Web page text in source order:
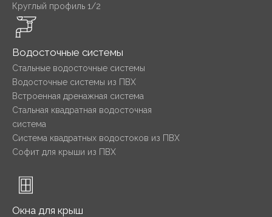
Круглый профиль 1/2
Водосточные системы
Стальные водосточные системы
Водосточные системы из ПВХ
Встроенная дренажная система
Стальная квадратная водосточная
система
Система квадратных водостоков из ПВХ
Софит для крыши из ПВХ
Окна для крыш